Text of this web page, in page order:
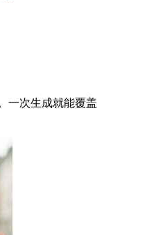
一次生成就能覆盖